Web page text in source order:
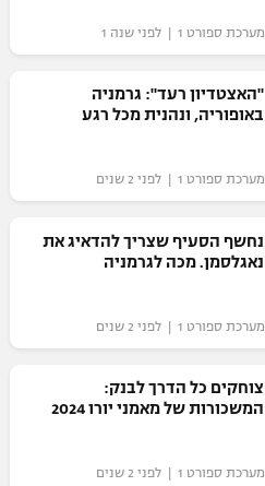
מערכת ספורט 1 | לפני שנה 1
"האצטדיון רעד": גרמניה
באופוריה, ונהנית מכל רגע
מערכת ספורט 1 | לפני 2 שנים
נחשף הסעיף שצריך להדאיג את
נאגלסמן. מכה לגרמניה
מערכת ספורט 1 | לפני 2 שנים
צוחקים כל הדרך לבנק:
המשכורות של מאמני יורו 2024
מערכת ספורט 1 | לפני 2 שנים